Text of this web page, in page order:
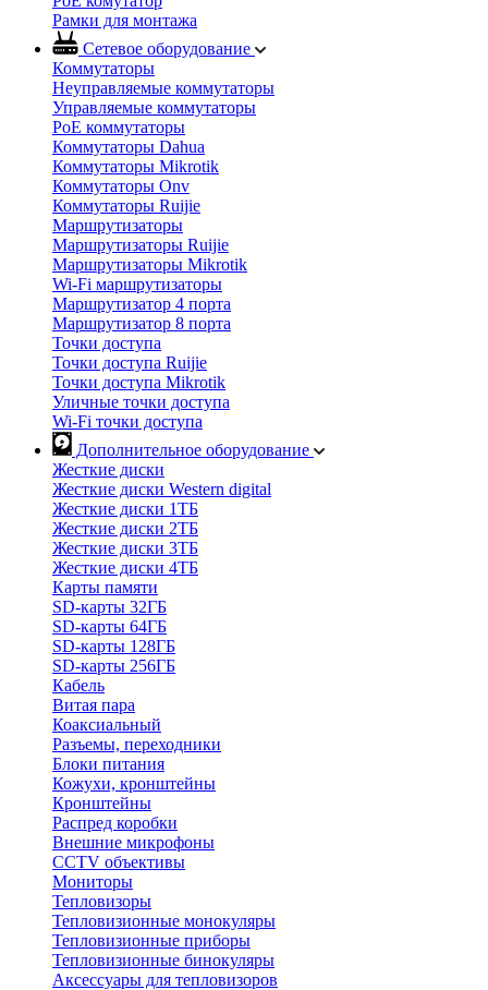
Рамки для монтажа
Сетевое оборудование
Коммутаторы
Неуправляемые коммутаторы
Управляемые коммутаторы
PoE коммутаторы
Коммутаторы Dahua
Коммутаторы Mikrotik
Коммутаторы Onv
Коммутаторы Ruijie
Маршрутизаторы
Маршрутизаторы Ruijie
Маршрутизаторы Mikrotik
Wi-Fi маршрутизаторы
Маршрутизатор 4 порта
Маршрутизатор 8 порта
Точки доступа
Точки доступа Ruijie
Точки доступа Mikrotik
Уличные точки доступа
Wi-Fi точки доступа
Дополнительное оборудование
Жесткие диски
Жесткие диски Western digital
Жесткие диски 1ТБ
Жесткие диски 2ТБ
Жесткие диски 3ТБ
Жесткие диски 4ТБ
Карты памяти
SD-карты 32ГБ
SD-карты 64ГБ
SD-карты 128ГБ
SD-карты 256ГБ
Кабель
Витая пара
Коаксиальный
Разъемы, переходники
Блоки питания
Кожухи, кронштейны
Кронштейны
Распред коробки
Внешние микрофоны
CCTV объективы
Мониторы
Тепловизоры
Тепловизионные монокуляры
Тепловизионные приборы
Тепловизионные бинокуляры
Аксессуары для тепловизоров